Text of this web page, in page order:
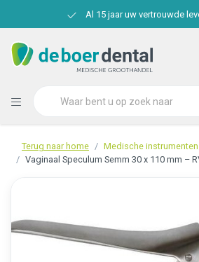
Al 15 jaar uw vertrouwde
Terug naar home Medische instrumenten
Vaginaal Speculum Semm 30 x 110 mm –